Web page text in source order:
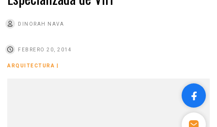
DINORAH NAVA
FEBRERO 20, 2014
ARQUITECTURA